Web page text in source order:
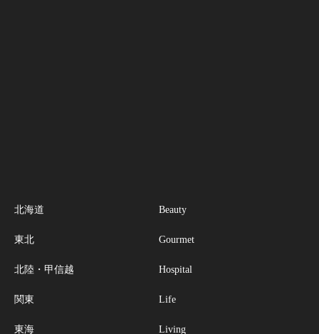
北海道
東北
北陸・甲信越
関東
東海
Beauty
Gourmet
Hospital
Life
Living